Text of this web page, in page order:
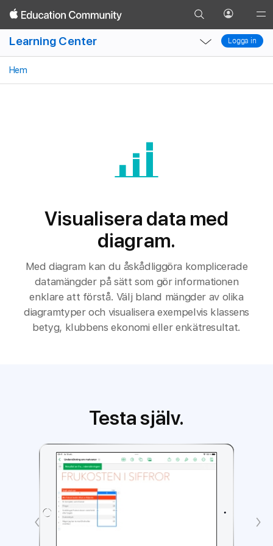
Gå
söksidan
Öppna
tillbaka
Logga in
Nav
Learning Center
Local
Nav
Open
Local
Nav
Close
Logga in
Hem
Grunderna Formatering Funktioner
Visualisera data med
diagram.
Med diagram kan du åskådliggöra komplicerade
datamängder på sätt som gör informationen
enklare att förstå. Välj bland mängder av olika
diagramtyper och visualisera exempelvis klassens
betyg, klubbens ekonomi eller enkätresultat.
Testa själv.